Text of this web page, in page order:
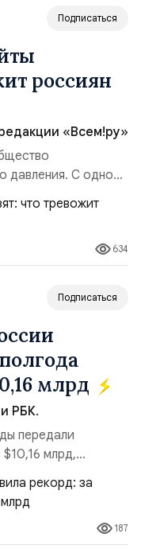
Подписаться
россиян
«Всем!ру»
давления. С одной
первой
сбои в
осваивать VPN и
бье...
634
Подписаться
млрд
РБК.
передали
$10,16 млрд,
2,5 раза больше,
($3,95 млрд).
денежного
и
187